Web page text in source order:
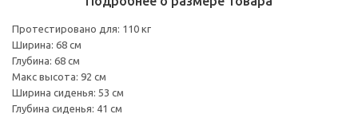
Протестировано для: 110 кг
Ширина: 68 см
Глубина: 68 см
Макс высота: 92 см
Ширина сиденья: 53 см
Глубина сиденья: 41 см